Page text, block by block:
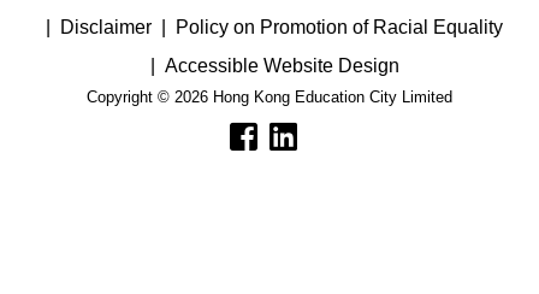
Copyright © 2026 Hong Kong Education City Limited
Disclaimer
Policy on Promotion of Racial Equality
Accessible Website Design